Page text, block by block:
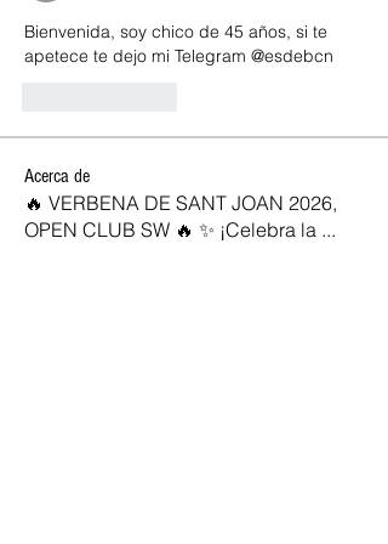
Bienvenida, soy chico de 45 años, si te
apetece te dejo mi Telegram @esdebcn
Acerca de
🔥 VERBENA DE SANT JOAN 2026,
OPEN CLUB SW 🔥 ✨ ¡Celebra la ...